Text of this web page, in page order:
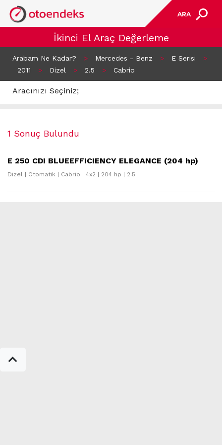
ARA
İkinci El Araç Değerleme
Arabam Ne Kadar? > Mercedes - Benz > E Serisi
>
2011
> Dizel > 2.5 > Cabrio
Aracınızı Seçiniz;
1 Sonuç Bulundu
E 250 CDI BLUEEFFICIENCY ELEGANCE (204 hp)
Dizel | Otomatik | Cabrio | 4x2 | 204 hp | 2.5